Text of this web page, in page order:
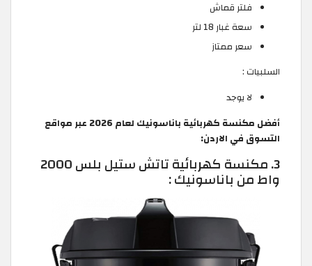
فلتر قماش
سعة غبار 18 لتر
سعر ممتاز
السلبيات :
لا يوجد
أفضل مكنسة كهربائية باناسونيك لعام 2026 عبر مواقع
التسوق في الاردن:
3. مكنسة كهربائية تاتش ستيل بلس 2000
واط من باناسونيك :